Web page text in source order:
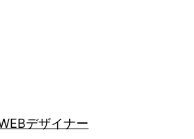
デザイナー